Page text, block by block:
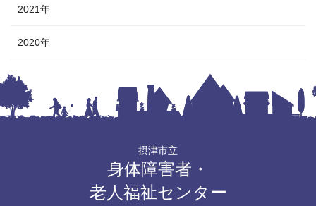
2021年
2020年
摂津市立
身体障害者・
老人福祉センター